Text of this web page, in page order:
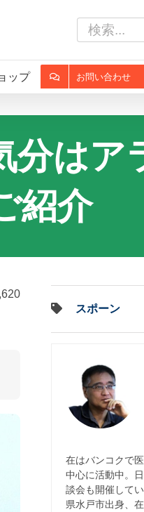
索
…
ップ お問い合わせ
分はア
紹介
スポーン
在はバンコクで
中心に活動中。
談会も開催して
県水戸市出身、